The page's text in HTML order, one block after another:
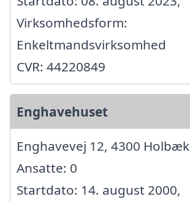
Virksomhedsform:
Enkeltmandsvirksomhed
CVR: 44220849
Enghavehuset
Enghavevej 12, 4300 Holbæk
Ansatte: 0
Startdato: 14. august 2000,